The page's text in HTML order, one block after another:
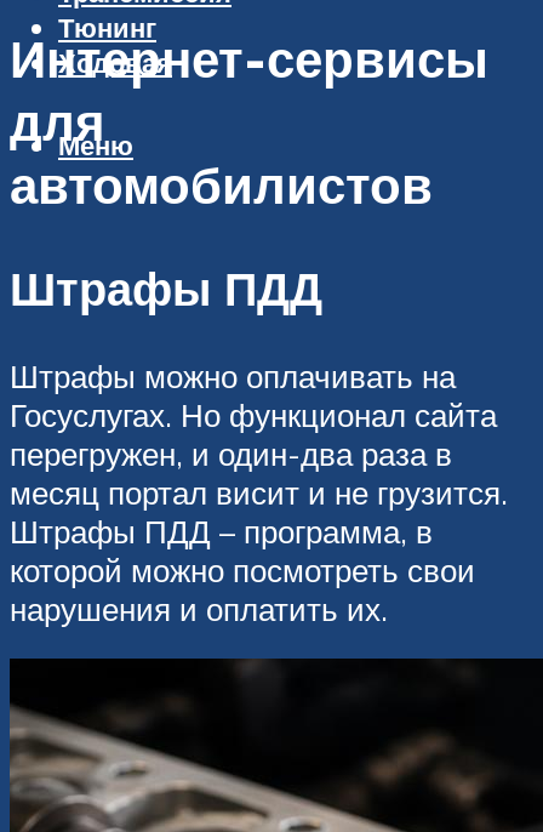
Тюнинг
Ходовая
Меню
Интернет-сервисы
для
автомобилистов
Штрафы ПДД
Штрафы можно оплачивать на
Госуслугах. Но функционал сайта
перегружен, и один-два раза в
месяц портал висит и не грузится.
Штрафы ПДД – программа, в
которой можно посмотреть свои
нарушения и оплатить их.